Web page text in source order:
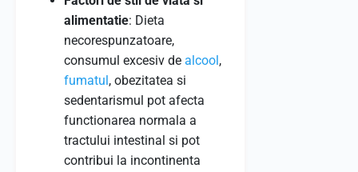
alimentatie: Dieta
necorespunzatoare,
consumul excesiv de alcool,
fumatul, obezitatea si
sedentarismul pot afecta
functionarea normala a
tractului intestinal si pot
contribui la incontinenta